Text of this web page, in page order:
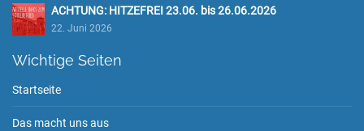
ACHTUNG: HITZEFREI 23.06. bis 26.06.2026
22. Juni 2026
Wichtige Seiten
Startseite
Das macht uns aus